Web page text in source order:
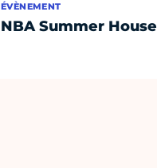
ÉVÈNEMENT
NBA Summer House